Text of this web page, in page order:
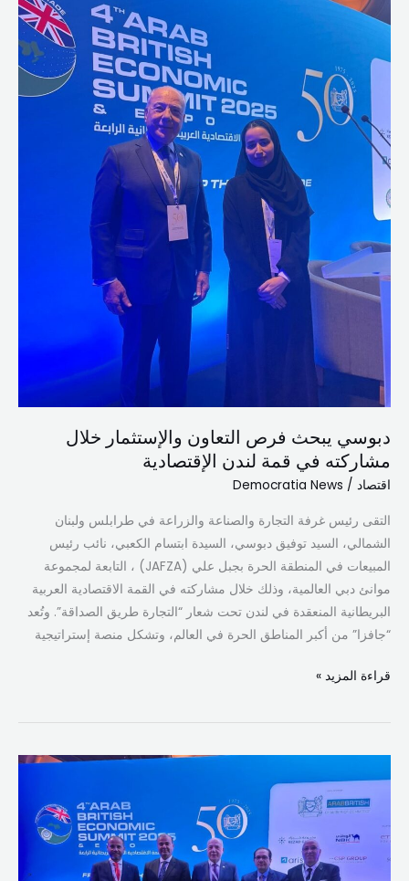
دبوسي يبحث فرص التعاون والإستثمار خلال
مشاركته في قمة لندن الإقتصادية
اقتصاد /
Democratia News
التقى رئيس غرفة التجارة والصناعة والزراعة في طرابلس ولبنان
الشمالي، السيد توفيق دبوسي، السيدة ابتسام الكعبي، نائب رئيس
المبيعات في المنطقة الحرة بجبل علي (JAFZA) ، التابعة لمجموعة
موانئ دبي العالمية، وذلك خلال مشاركته في القمة الاقتصادية العربية
البريطانية المنعقدة في لندن تحت شعار “التجارة طريق الصداقة”. وتُعد
“جافزا” من أكبر المناطق الحرة في العالم، وتشكل منصة إستراتيجية
التعاون
والإستثمار
خلال
مشاركته
قمة
لندن
الإقتصادية
قراءة المزيد »
لندن
الإقتصادية:
دبوسي